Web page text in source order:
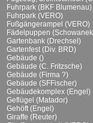
Fuhrpark (BKF Blumenau)
Fuhrpark (VERO)
Fußgängerampel (VERO)
Fädelpuppen
Gartenbank (Drechsel)
Gartenfest (Div. BRD)
Gebäude ()
Gebäude (C. Fritzsche)
Gebäude (Firma ?)
Gebäude (SFFischer)
Gebäudekomplex (Engel)
Geflügel (Matador)
Gehöft (Engel)
Giraffe (Reuter)